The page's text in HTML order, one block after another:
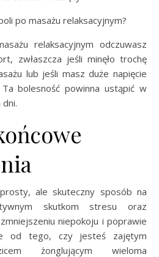
po masażu relaksacyjnym?
relaksacyjnym odczuwasz
zwłaszcza jeśli minęło trochę
lub jeśli masz duże napięcie
bolesność powinna ustąpić w
ale skuteczny sposób na
skutkom stresu oraz
niepokoju i poprawie
od tego, czy jesteś zajętym
żonglującym wieloma